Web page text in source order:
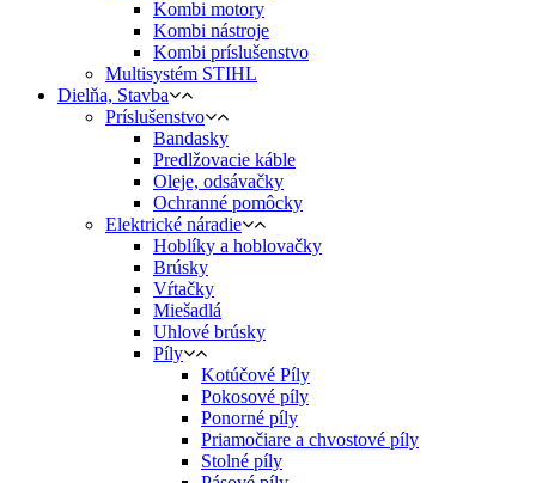
Kombi motory
Kombi nástroje
Kombi príslušenstvo
Multisystém STIHL
Dielňa, Stavba
Príslušenstvo
Bandasky
Predlžovacie káble
Oleje, odsávačky
Ochranné pomôcky
Elektrické náradie
Hoblíky a hoblovačky
Brúsky
Vŕtačky
Miešadlá
Uhlové brúsky
Píly
Kotúčové Píly
Pokosové píly
Ponorné píly
Priamočiare a chvostové píly
Stolné píly